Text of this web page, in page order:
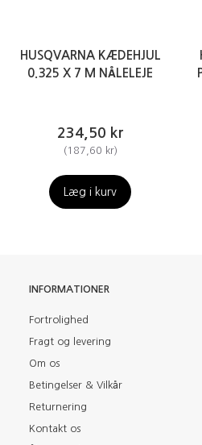
HUSQVARNA KÆDEHJUL
0.325 X 7 M NÅLELEJE
234,50 kr
(187,60 kr)
Læg i kurv
INFORMATIONER
Fortrolighed
Fragt og levering
Om os
Betingelser & Vilkår
Returnering
Kontakt os